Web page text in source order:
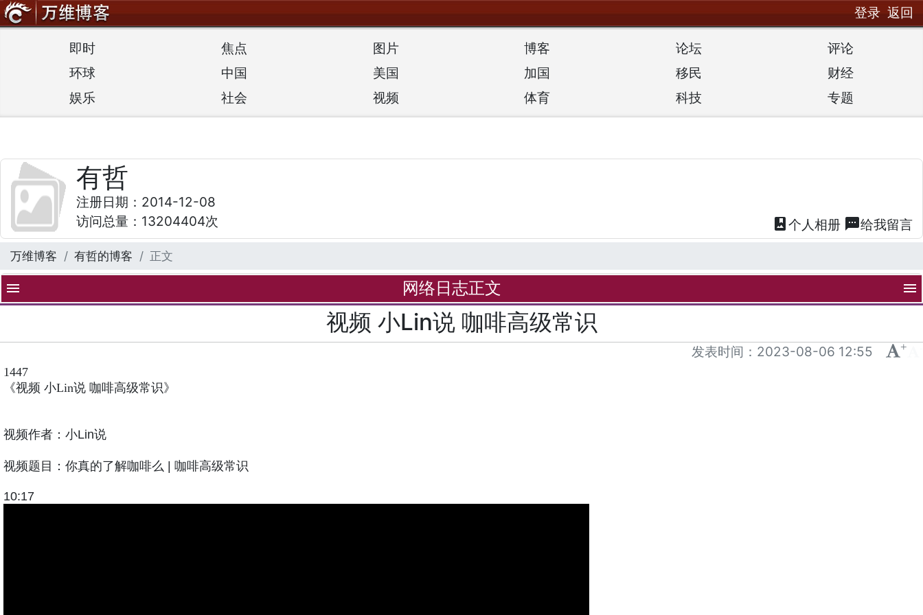
登录 返回
即时 焦点 图片 博客 论坛
评论
环球
中国 美国 加国 移民
财经
娱乐
社会 视频 体育 科技 专题
有哲
注册日期：2014-12-08
访问总量：13204404次
photo_album 个人相册 textsms给我留言
万维博客 有哲的博客 正文
menu 网络日志正文 menu
视频 小Lin说 咖啡高级常识
发表时间： 2023-08-06 12:55 +
1447
《视频 小Lin说 咖啡高级常识》
视频作者：小Lin说
视频题目：你真的了解咖啡么 咖啡高级常识
10:17